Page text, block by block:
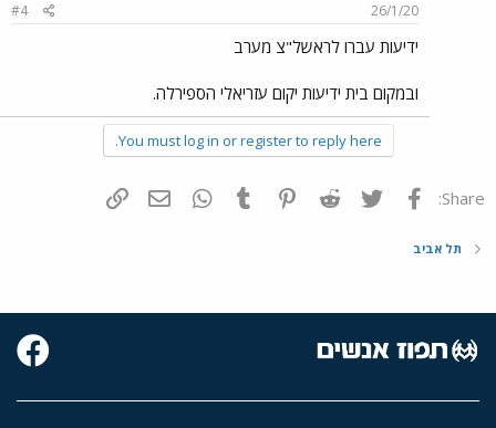
26/1/20
#4
ידיעות עברו לראשל"צ מערב
ובמקום בית ידיעות יקום עזריאלי הספירלה.
You must log in or register to reply here.
Share: פייסבוק Twitter
Reddit
Pinterest
Tumblr
WhatsAppדואר אלקטרוני
תל אביב